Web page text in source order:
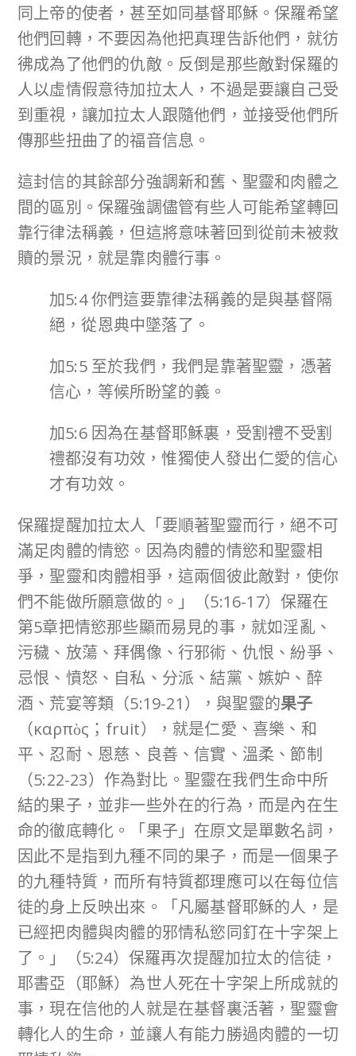
同上帝的使者，甚至如同基督耶穌。保羅希望
他們回轉，不要因為他把真理告訴他們，就彷
彿成為了他們的仇敵。反倒是那些敵對保羅的
人以虛情假意待加拉太人，不過是要讓自己受
到重視，讓加拉太人跟隨他們，並接受他們所
傳那些扭曲了的福音信息。
這封信的其餘部分強調新和舊、聖靈和肉體之
間的區別。保羅強調儘管有些人可能希望轉回
靠行律法稱義，但這將意味著回到從前未被救
贖的景況，就是靠肉體行事。
加5:4 你們這要靠律法稱義的是與基督隔
絕，從恩典中墜落了。
加5:5 至於我們，我們是靠著聖靈，憑著
信心，等候所盼望的義。
加5:6 因為在基督耶穌裏，受割禮不受割
禮都沒有功效，惟獨使人發出仁愛的信心
才有功效。
保羅提醒加拉太人「要順著聖靈而行，絕不可
滿足肉體的情慾。因為肉體的情慾和聖靈相
爭，聖靈和肉體相爭，這兩個彼此敵對，使你
們不能做所願意做的。」（5:16-17）保羅在
第5章把情慾那些顯而易見的事，就如淫亂、
污穢、放蕩、拜偶像、行邪術、仇恨、紛爭、
忌恨、憤怒、自私、分派、結黨、嫉妒、醉
酒、荒宴等類（5:19-21），與聖靈的果子
（καρπὸς；fruit），就是仁愛、喜樂、和
平、忍耐、恩慈、良善、信實、溫柔、節制
（5:22-23）作為對比。聖靈在我們生命中所
結的果子，並非一些外在的行為，而是內在生
命的徹底轉化。「果子」在原文是單數名詞，
因此不是指到九種不同的果子，而是一個果子
的九種特質，而所有特質都理應可以在每位信
徒的身上反映出來。「凡屬基督耶穌的人，是
已經把肉體與肉體的邪情私慾同釘在十字架上
了。」（5:24）保羅再次提醒加拉太的信徒，
耶書亞（耶穌）為世人死在十字架上所成就的
事，現在信他的人就是在基督裏活著，聖靈會
轉化人的生命，並讓人有能力勝過肉體的一切